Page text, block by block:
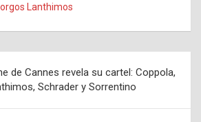
Lanthimos
de Cannes revela su cartel: Coppola,
Schrader y Sorrentino